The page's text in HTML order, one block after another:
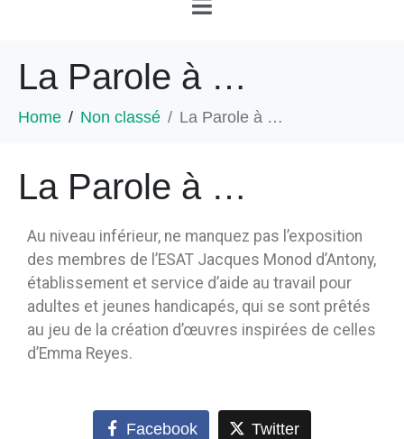
La Parole à …
Home Non classé La Parole à …
La Parole à …
Au niveau inférieur, ne manquez pas l’exposition
des membres de l’ESAT Jacques Monod d’Antony,
établissement et service d’aide au travail pour
adultes et jeunes handicapés, qui se sont prêtés
au jeu de la création d’œuvres inspirées de celles
d’Emma Reyes.
Facebook Twitter